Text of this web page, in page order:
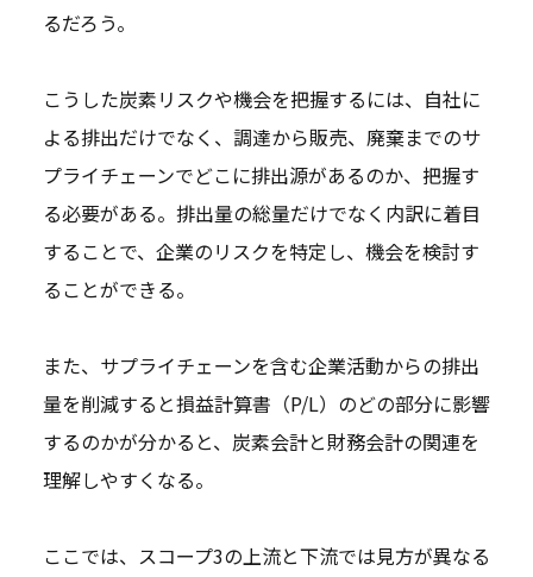
るだろう。
こうした炭素リスクや機会を把握するには、自社に
よる排出だけでなく、調達から販売、廃棄までのサ
プライチェーンでどこに排出源があるのか、把握す
る必要がある。排出量の総量だけでなく内訳に着目
することで、企業のリスクを特定し、機会を検討す
ることができる。
また、サプライチェーンを含む企業活動からの排出
量を削減すると損益計算書（P/L）のどの部分に影響
するのかが分かると、炭素会計と財務会計の関連を
理解しやすくなる。
ここでは、スコープ3の上流と下流では見方が異なる